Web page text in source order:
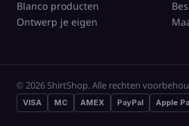
Blanco producten
Ontwerp je eigen
© 2026 ShirtShop. Alle rechten
VISA MC AMEX PayPal Apple